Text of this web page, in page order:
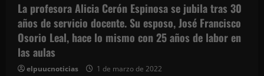
La profesora Alicia Cerón Espinosa se jubila tras 30
años de servicio docente. Su esposo, José Francisco
Osorio Leal, hace lo mismo con 25 años de labor en
las aulas
elpuucnoticias 1 de marzo de 2022